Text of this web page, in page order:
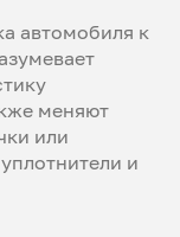
автомобиля к
меняют
или
и